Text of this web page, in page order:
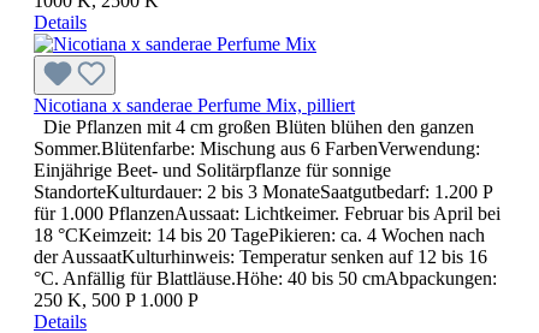
Details
Nicotiana x sanderae Perfume Mix, pilliert
Die Pflanzen mit 4 cm großen Blüten blühen den ganzen
Sommer.Blütenfarbe: Mischung aus 6 FarbenVerwendung:
Einjährige Beet- und Solitärpflanze für sonnige
StandorteKulturdauer: 2 bis 3 MonateSaatgutbedarf: 1.200 P
für 1.000 PflanzenAussaat: Lichtkeimer. Februar bis April bei
18 °CKeimzeit: 14 bis 20 TagePikieren: ca. 4 Wochen nach
der AussaatKulturhinweis: Temperatur senken auf 12 bis 16
°C. Anfällig für Blattläuse.Höhe: 40 bis 50 cmAbpackungen:
250 K, 500 P 1.000 P
Details